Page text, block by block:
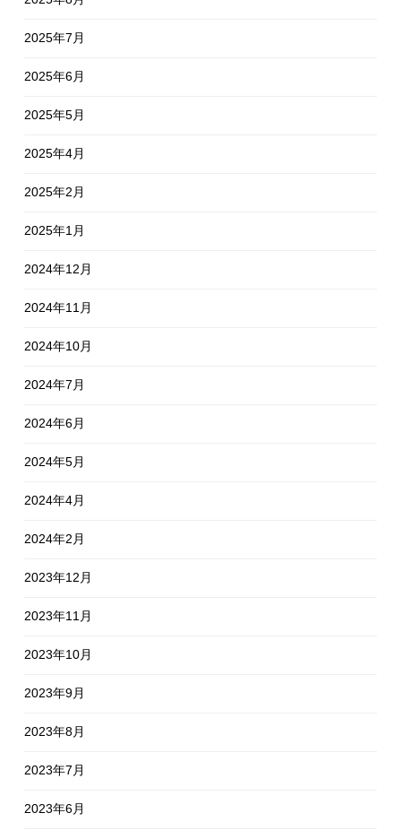
2025年7月
2025年6月
2025年5月
2025年4月
2025年2月
2025年1月
2024年12月
2024年11月
2024年10月
2024年7月
2024年6月
2024年5月
2024年4月
2024年2月
2023年12月
2023年11月
2023年10月
2023年9月
2023年8月
2023年7月
2023年6月